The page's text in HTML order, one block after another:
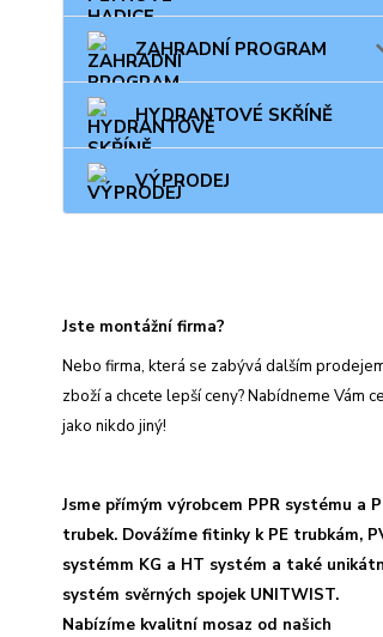
ZAHRADNÍ PROGRAM
HYDRANTOVÉ SKŘÍNĚ
VÝPRODEJ
Jste montážní firma?
Nebo firma, která se zabývá dalším
zboží a chcete lepší ceny? Nabídneme Vám
jako nikdo jiný!
Jsme přímým výrobcem PPR systému a
trubek. Dovážíme fitinky k PE trubkám,
systémm KG a HT systém a také
systém svěrných spojek UNITWIST.
Nabízíme kvalitní mosaz od našich